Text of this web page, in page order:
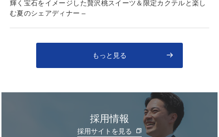
輝く宝石をイメージした贅沢桃スイーツ＆限定カクテルと楽し
む夏のシェアディナー –
もっと見る
採用情報
採用サイトを見る